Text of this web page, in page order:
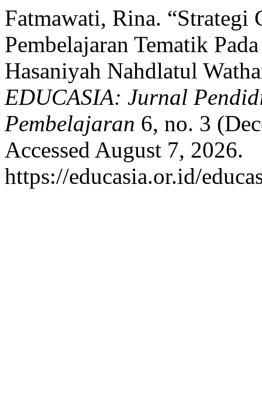
Fatmawati, Rina. “Strategi
Pembelajaran Tematik
Hasaniyah Nahdlatul
EDUCASIA: Jurnal
Pembelajaran 6, no. 3
Accessed August 7, 2026.
https://educasia.or.id/